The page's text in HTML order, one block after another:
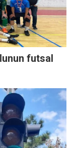
futsal